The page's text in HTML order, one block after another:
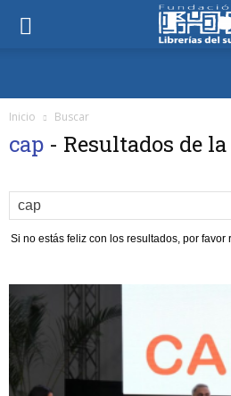
Inicio Buscar
cap - Resultados de
Si no estás feliz con los resultados, por